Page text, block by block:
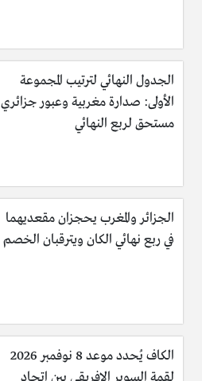
الجدول النهائي لترتيب المجموعة
الأولى: صدارة مغربية وعبور جزائري
مستحق لربع النهائي
الجزائر والمغرب يحجزان مقعديهما
في ربع نهائي الكان ويترقبان الخصم
الكاف يُحدد موعد 8 نوفمبر 2026
لقمة السوبر الإفريقي بين اتحاد